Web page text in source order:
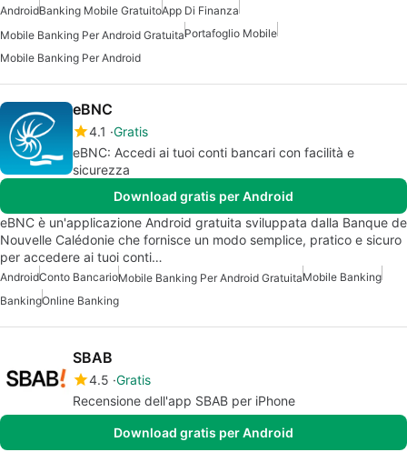
AndroidBanking Mobile GratuitoApp Di Finanza
Mobile Banking Per Android GratuitaPortafoglio Mobile
Mobile Banking Per Android
eBNC
4.1 Gratis
eBNC: Accedi ai tuoi conti bancari con facilità e
sicurezza
Download gratis per Android
eBNC è un'applicazione Android gratuita sviluppata dalla Banque de
Nouvelle Calédonie che fornisce un modo semplice, pratico e sicuro
per accedere ai tuoi conti…
AndroidConto BancarioMobile Banking Per Android GratuitaMobile Banking
BankingOnline Banking
SBAB
4.5 Gratis
Recensione dell'app SBAB per iPhone
Download gratis per Android